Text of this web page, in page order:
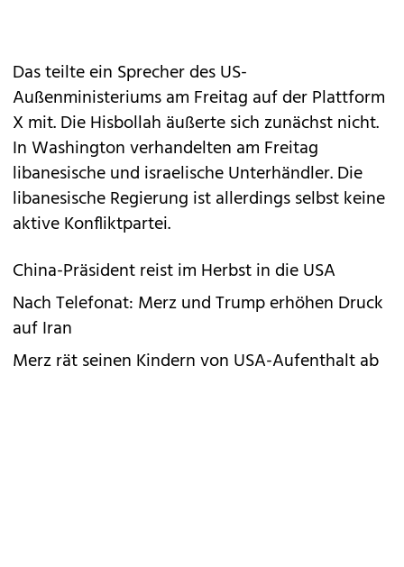
Das teilte ein Sprecher des US-
Außenministeriums am Freitag auf der Plattform
X mit. Die Hisbollah äußerte sich zunächst nicht.
In Washington verhandelten am Freitag
libanesische und israelische Unterhändler. Die
libanesische Regierung ist allerdings selbst keine
aktive Konfliktpartei.
China-Präsident reist im Herbst in die USA
Nach Telefonat: Merz und Trump erhöhen Druck
auf Iran
Merz rät seinen Kindern von USA-Aufenthalt ab